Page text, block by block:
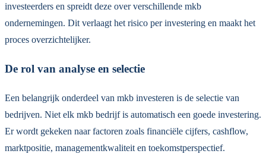
investeerders en spreidt deze over verschillende mkb
ondernemingen. Dit verlaagt het risico per investering en maakt het
proces overzichtelijker.
De rol van analyse en selectie
Een belangrijk onderdeel van mkb investeren is de selectie van
bedrijven. Niet elk mkb bedrijf is automatisch een goede investering.
Er wordt gekeken naar factoren zoals financiële cijfers, cashflow,
marktpositie, managementkwaliteit en toekomstperspectief.